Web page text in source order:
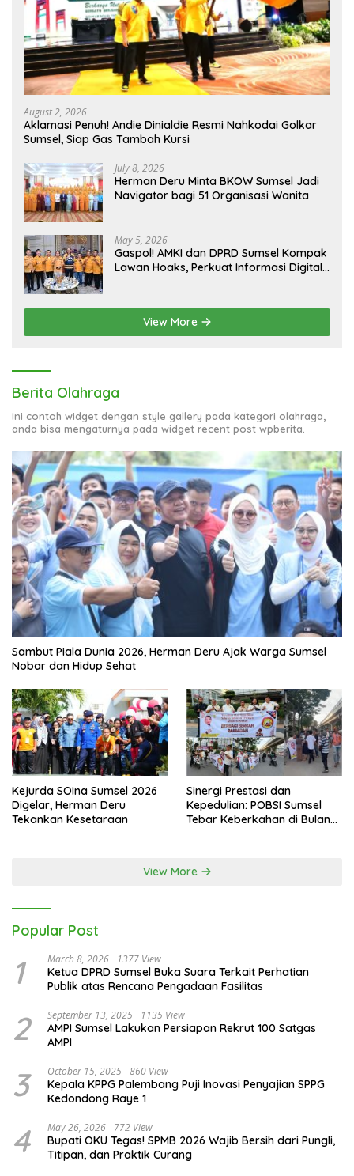
August 2, 2026
Aklamasi Penuh! Andie Dinialdie Resmi Nahkodai Golkar
Sumsel, Siap Gas Tambah Kursi
July 8, 2026
Herman Deru Minta BKOW Sumsel Jadi
Navigator bagi 51 Organisasi Wanita
May 5, 2026
Gaspol! AMKI dan DPRD Sumsel Kompak
Lawan Hoaks, Perkuat Informasi Digital
View More
Berita Olahraga
Ini contoh widget dengan style gallery pada kategori olahraga,
anda bisa mengaturnya pada widget recent post wpberita.
Sambut Piala Dunia 2026, Herman Deru Ajak Warga Sumsel
Nobar dan Hidup Sehat
Kejurda SOIna Sumsel 2026
Digelar, Herman Deru
Tekankan Kesetaraan
Sinergi Prestasi dan
Kepedulian: POBSI Sumsel
Tebar Keberkahan di Bulan
View More
Popular Post
1 March 8, 2026 1377 View
Ketua DPRD Sumsel Buka Suara Terkait Perhatian
Publik atas Rencana Pengadaan Fasilitas
2 September 13, 2025 1135 View
AMPI Sumsel Lakukan Persiapan Rekrut 100 Satgas
AMPI
3 October 15, 2025 860 View
Kepala KPPG Palembang Puji Inovasi Penyajian SPPG
Kedondong Raye 1
4 May 26, 2026 772 View
Bupati OKU Tegas! SPMB 2026 Wajib Bersih dari Pungli,
Titipan, dan Praktik Curang